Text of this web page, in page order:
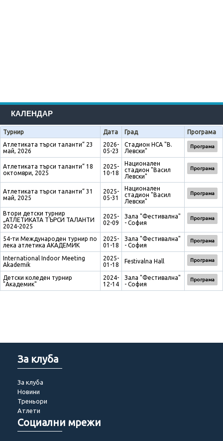
КАЛЕНДАР
Турнир Дата Град
Програма
Атлетиката търси таланти“ 23
май, 2026
2026-
05-23
Стадион НСА "В.
Левски"
Програма
Атлетиката търси таланти“ 18
октомври, 2025
2025-
10-18
Национален
стадион "Васил
Левски"
Програма
Атлетиката търси таланти“ 31
май, 2025
2025-
05-31
Национален
стадион "Васил
Левски"
Програма
Втори детски турнир
„АТЛЕТИКАТА ТЪРСИ ТАЛАНТИ
2024-2025
2025-
02-09
Зала "Фестивална"
- София
Програма
54-ти Международен турнир по
лека атлетика АКАДЕМИК
2025-
01-18
Зала "Фестивална"
- София
Програма
International Indoor Meeting
Akademik
2025-
01-18
Festivalna Hall Програма
Детски коледен турнир
"Академик"
2024-
12-14
Зала "Фестивална"
- София
Програма
За клуба
За клуба
Новини
Треньори
Атлети
Социални мрежи